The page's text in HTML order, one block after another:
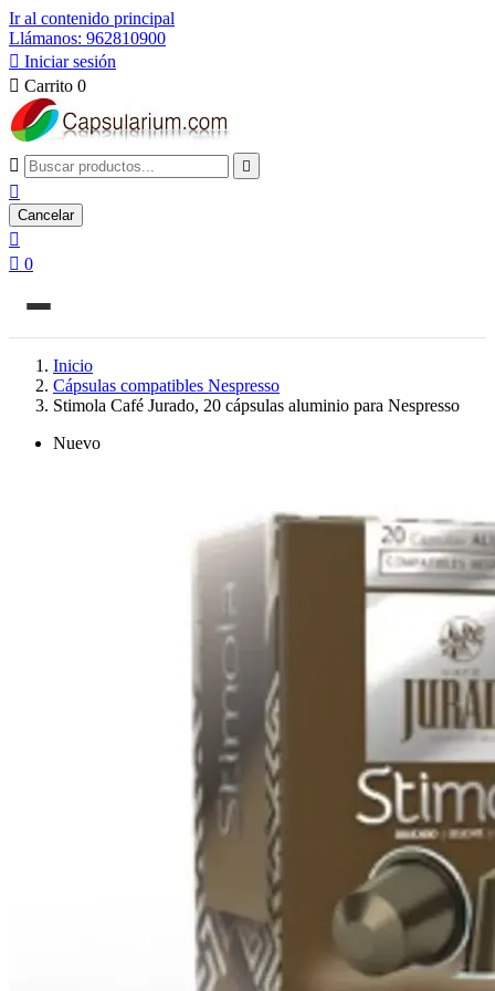
Ir al contenido principal
Llámanos: 962810900
 Iniciar sesión
 Carrito 0
 

Cancelar

 0
Inicio
Cápsulas compatibles Nespresso
Stimola Café Jurado, 20 cápsulas aluminio para Nespresso
Nuevo